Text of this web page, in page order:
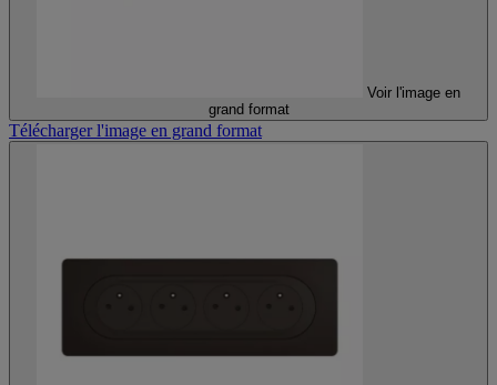
Voir l'image en
grand format
Télécharger l'image en grand format